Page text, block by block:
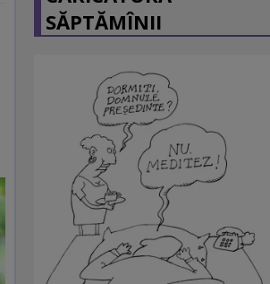
SĂPTĂMÎNII